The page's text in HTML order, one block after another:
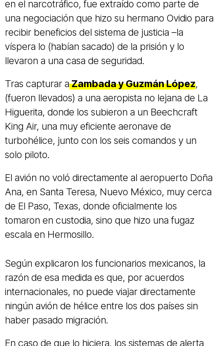
en el narcotráfico, fue extraído como parte de
una negociación que hizo su hermano Ovidio para
recibir beneficios del sistema de justicia –la
víspera lo (habían sacado) de la prisión y lo
llevaron a una casa de seguridad.
Tras capturar aZambada y Guzmán López,
(fueron llevados) a una aeropista no lejana de La
Higuerita, donde los subieron a un Beechcraft
King Air, una muy eficiente aeronave de
turbohélice, junto con los seis comandos y un
solo piloto.
El avión no voló directamente al aeropuerto Doña
Ana, en Santa Teresa, Nuevo México, muy cerca
de El Paso, Texas, donde oficialmente los
tomaron en custodia, sino que hizo una fugaz
escala en Hermosillo.
Según explicaron los funcionarios mexicanos, la
razón de esa medida es que, por acuerdos
internacionales, no puede viajar directamente
ningún avión de hélice entre los dos países sin
haber pasado migración.
En caso de que lo hiciera, los sistemas de alerta